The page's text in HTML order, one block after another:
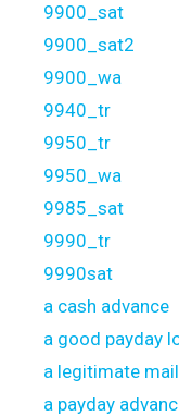
9900_sat
9900_sat2
9900_wa
9940_tr
9950_tr
9950_wa
9985_sat
9990_tr
9990sat
a cash advance
a good payday
a legitimate
a payday